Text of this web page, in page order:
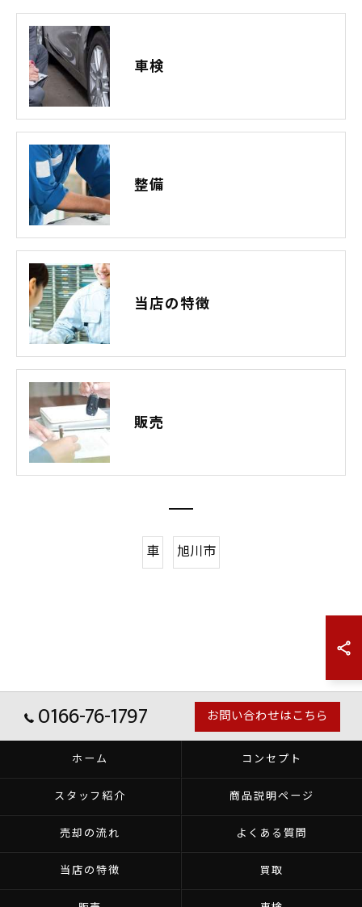
車検
整備
当店の特徴
販売
車 旭川市
0166-76-1797 お問い合わせはこちら
ホーム コンセプト
スタッフ紹介 商品説明ページ
売却の流れ よくある質問
当店の特徴 買取